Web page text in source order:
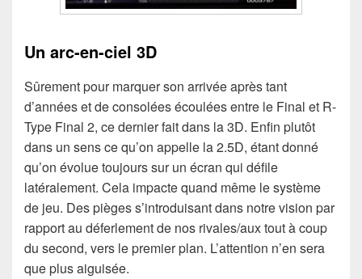
Un arc-en-ciel 3D
Sûrement pour marquer son arrivée après tant
d’années et de consolées écoulées entre le Final et R-
Type Final 2, ce dernier fait dans la 3D. Enfin plutôt
dans un sens ce qu’on appelle la 2.5D, étant donné
qu’on évolue toujours sur un écran qui défile
latéralement. Cela impacte quand même le système
de jeu. Des pièges s’introduisant dans notre vision par
rapport au déferlement de nos rivales/aux tout à coup
du second, vers le premier plan. L’attention n’en sera
que plus aiguisée.